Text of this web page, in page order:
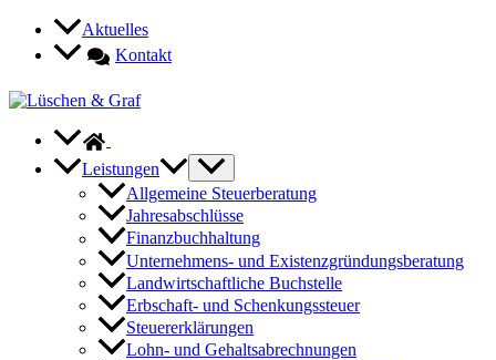
Zum
springen
Aktuelles
Kontakt
Leistungen
Allgemeine Steuerberatung
Jahresabschlüsse
Finanzbuchhaltung
Unternehmens- und Existenzgründungsberatung
Landwirtschaftliche Buchstelle
Erbschaft- und Schenkungssteuer
Steuererklärungen
Lohn- und Gehaltsabrechnungen